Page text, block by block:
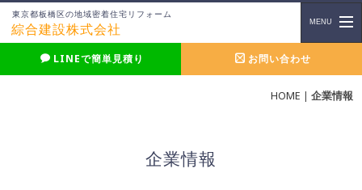
東京都板橋区の地域密着住宅リフォーム
綜合建設株式会社
LINEで簡単見積り お問い合わせ
HOME | 企業情報
企業情報